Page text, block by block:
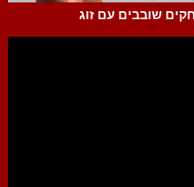
שובבים עם זוג